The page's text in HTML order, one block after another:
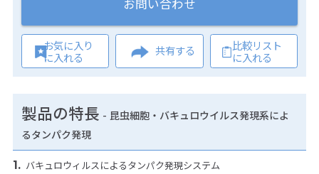
お問い合わせ
お気に入り
に入れる
共有する
比較リスト
に入れる
製品の特長 - 昆虫細胞・バキュロウイルス発現系によ
るタンパク発現
バキュロウィルスによるタンパク発現システム